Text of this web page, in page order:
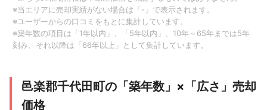
※当エリアに売却実績がない場合は「-」で表示されます。
※ユーザーからの口コミをもとに集計しています。
※築年数の項目は「1年以内」、「5年以内」、10年～65年までは5年
刻み、それ以降は「66年以上」として集計しています。
邑楽郡千代田町の「築年数」×「広さ」売却
価格